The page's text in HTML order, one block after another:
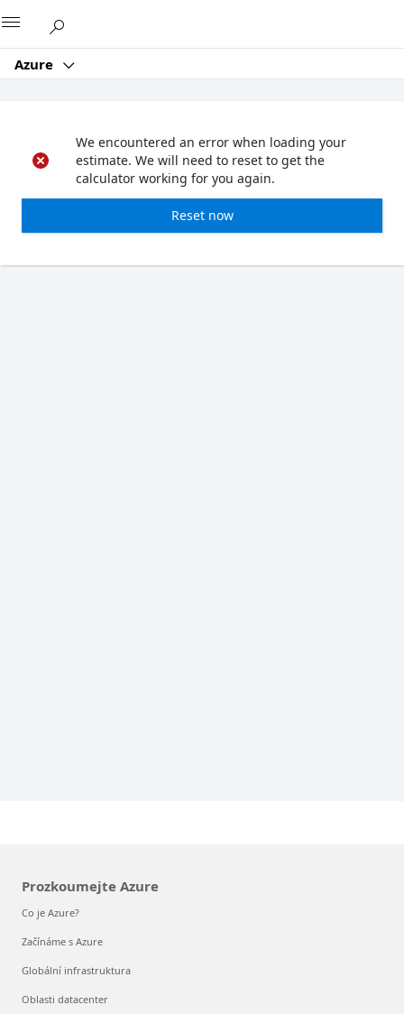
Azure
We encountered an error when loading your
estimate. We will need to reset to get the
calculator working for you again.
Reset now
Prozkoumejte Azure
Co je Azure?
Začínáme s Azure
Globální infrastruktura
Oblasti datacenter